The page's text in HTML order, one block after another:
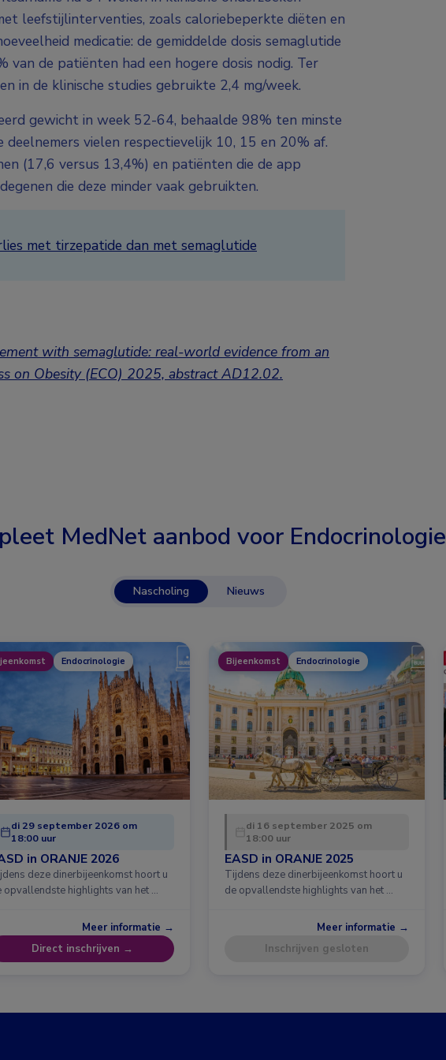
leefstijlinterventies, zoals caloriebeperkte diëten en
medicatie: de gemiddelde dosis semaglutide
van de patiënten had een hogere dosis nodig. Ter
in de klinische studies gebruikte 2,4 mg/week.
gewicht in week 52-64, behaalde 98% ten minste
vielen respectievelijk 10, 15 en 20% af.
(17,6 versus 13,4%) en patiënten die de app
die deze minder vaak gebruikten.
met tirzepatide dan met semaglutide
with semaglutide: real-world evidence from an
on Obesity (ECO) 2025, abstract AD12.02.
MedNet aanbod voor Endocrinologie
Nascholing Nieuws
Endocrinologie
di 29 september 2026 om
18:00 uur
in ORANJE 2026
deze dinerbijeenkomst hoort u
opvallendste highlights van het …
Meer informatie →
Direct inschrijven →
Bijeenkomst Endocrinologie
di 16 september 2025 om
18:00 uur
EASD in ORANJE 2025
Tijdens deze dinerbijeenkomst hoort u
de opvallendste highlights van het …
Meer informatie →
Inschrijven gesloten